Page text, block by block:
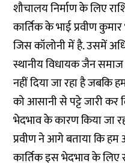
शौचालय निर्माण के लिए
कार्तिक के भाई प्रवीण
जिस कॉलोनी में है. उसमें
स्थानीय विधायक जैन
नहीं दिया जा रहा है जबकि
को आसानी से पट्टे जारी कर
भेदभाव के कारण किया जा
प्रवीण ने आगे बताया कि
कार्तिक इस भेदभाव के लिए